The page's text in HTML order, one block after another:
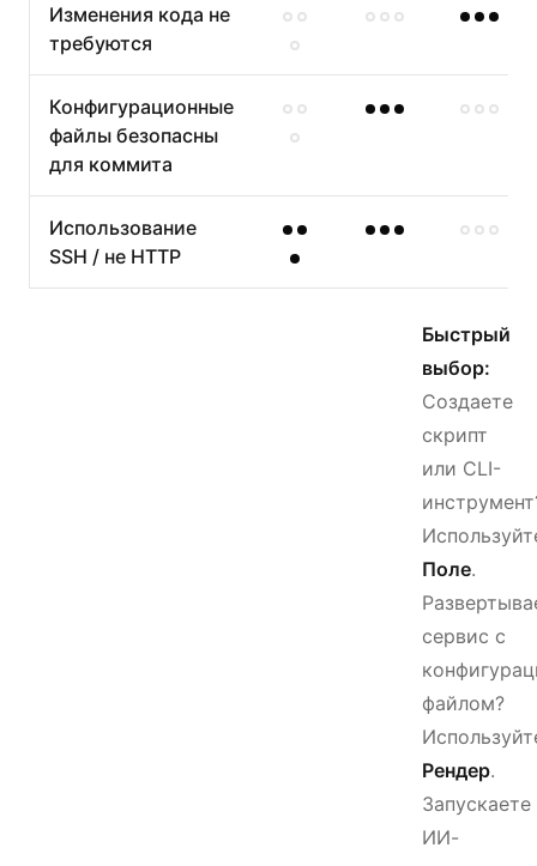
Изменения кода не
требуются
Конфигурационные
файлы безопасны
для коммита
Использование
SSH / не HTTP
Быстрый
выбор:
Создаете
скрипт
или CLI-
Поле.
сервис с
файлом?
Рендер.
Запускаете
ИИ-